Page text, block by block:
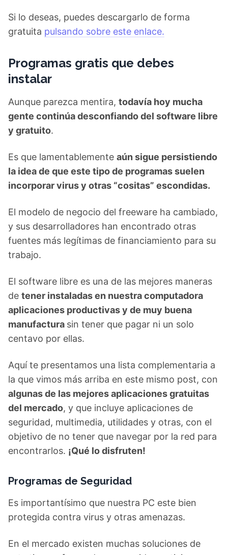
Si lo deseas, puedes descargarlo de forma
gratuita pulsando sobre este enlace.
Programas gratis que debes
instalar
Aunque parezca mentira, todavía hoy mucha
gente continúa desconfiando del software libre
y gratuito.
Es que lamentablemente aún sigue persistiendo
la idea de que este tipo de programas suelen
incorporar virus y otras “cositas” escondidas.
El modelo de negocio del freeware ha cambiado,
y sus desarrolladores han encontrado otras
fuentes más legítimas de financiamiento para su
trabajo.
El software libre es una de las mejores maneras
de tener instaladas en nuestra computadora
aplicaciones productivas y de muy buena
manufactura sin tener que pagar ni un solo
centavo por ellas.
Aquí te presentamos una lista complementaria a
la que vimos más arriba en este mismo post, con
algunas de las mejores aplicaciones gratuitas
del mercado, y que incluye aplicaciones de
seguridad, multimedia, utilidades y otras, con el
objetivo de no tener que navegar por la red para
encontrarlos. ¡Qué lo disfruten!
Programas de Seguridad
Es importantísimo que nuestra PC este bien
protegida contra virus y otras amenazas.
En el mercado existen muchas soluciones de